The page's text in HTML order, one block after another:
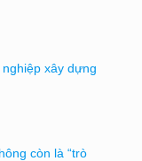
xây dựng
còn là “trò